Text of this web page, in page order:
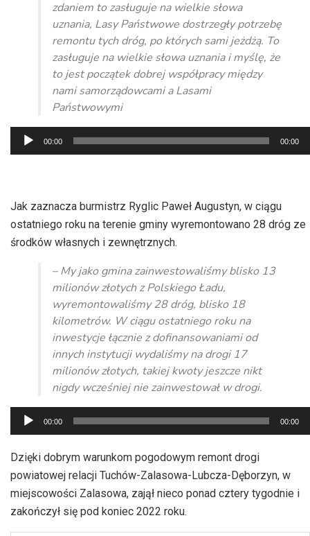
zdaniem to zasługuje na wielkie słowa
uznania, Lasy Państwowe dostrzegły potrzebę
remontu tych dróg, po których sami jeżdżą. To
zasługuje na wielkie słowa uznania i myślę, że
to jest początek dobrej współpracy między
nami samorządowcami a Lasami
Państwowymi
Odtwarzacz
plików
00:00 00:00
Jak zaznacza burmistrz Ryglic Paweł Augustyn, w ciągu
ostatniego roku na terenie gminy wyremontowano 28 dróg ze
środków własnych i zewnętrznych.
– My jako gmina zainwestowaliśmy blisko 13
milionów złotych z Polskiego Ładu,
wyremontowaliśmy 28 dróg, blisko 18
kilometrów. W ciągu ostatniego roku na
inwestycje łącznie z dofinansowaniami od
innych instytucji wydaliśmy na drogi 17
milionów złotych, takiej kwoty jeszcze nikt
nigdy wcześniej nie zainwestował w drogi.
Odtwarzacz
plików
dźwiękowych
00:00 00:00
Dzięki dobrym warunkom pogodowym remont drogi
powiatowej relacji Tuchów-Zalasowa-Lubcza-Dęborzyn, w
miejscowości Zalasowa, zajął nieco ponad cztery tygodnie i
zakończył się pod koniec 2022 roku.